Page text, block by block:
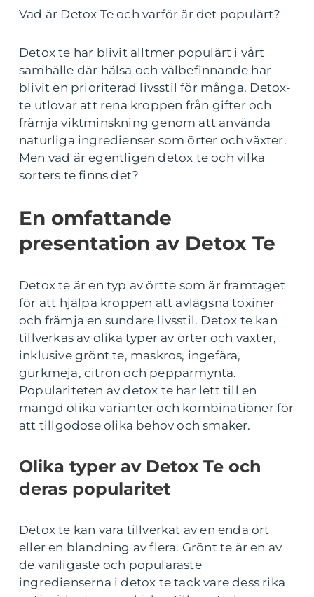
Vad är Detox Te och varför är det populärt?
Detox te har blivit alltmer populärt i vårt
samhälle där hälsa och välbefinnande har
blivit en prioriterad livsstil för många. Detox-
te utlovar att rena kroppen från gifter och
främja viktminskning genom att använda
naturliga ingredienser som örter och växter.
Men vad är egentligen detox te och vilka
sorters te finns det?
En omfattande
presentation av Detox Te
Detox te är en typ av örtte som är framtaget
för att hjälpa kroppen att avlägsna toxiner
och främja en sundare livsstil. Detox te kan
tillverkas av olika typer av örter och växter,
inklusive grönt te, maskros, ingefära,
gurkmeja, citron och pepparmynta.
Populariteten av detox te har lett till en
mängd olika varianter och kombinationer för
att tillgodose olika behov och smaker.
Olika typer av Detox Te och
deras popularitet
Detox te kan vara tillverkat av en enda ört
eller en blandning av flera. Grönt te är en av
de vanligaste och populäraste
ingredienserna i detox te tack vare dess rika